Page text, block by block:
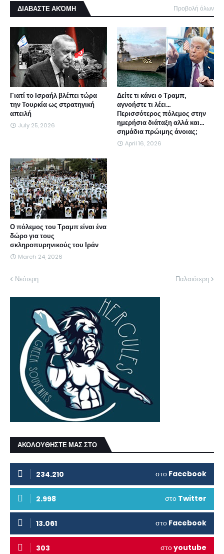
ΔΙΑΒΑΣΤΕ ΑΚΌΜΗ Προβολή όλων
Γιατί το Ισραήλ βλέπει τώρα
την Τουρκία ως στρατηγική
απειλή
July 25, 2026
Δείτε τι κάνει ο Τραμπ,
αγνοήστε τι λέει...
Περισσότερος πόλεμος στην
ημερήσια διάταξη αλλά και...
σημάδια πρώιμης άνοιας;
April 16, 2026
Ο πόλεμος του Τραμπ είναι ένα
δώρο για τους
σκληροπυρηνικούς του Ιράν
March 24, 2026
Νεότερη Παλαιότερη
ΑΚΟΛΟΥΘΗΣΤΕ ΜΑΣ ΣΤΟ
234.210 στο Facebook
2.998 στο Twitter
13.061 στο Facebook
303 στοyoutube